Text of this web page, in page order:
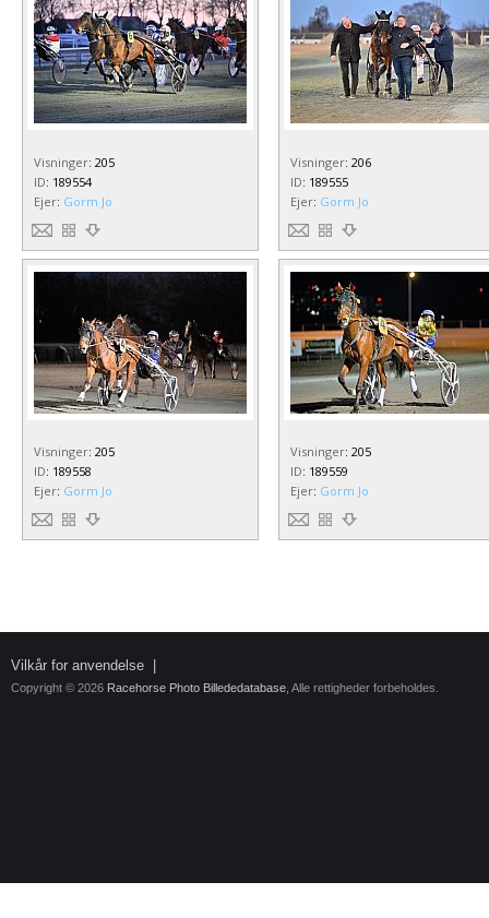
Visninger: 205
ID: 189554
Ejer: Gorm Jo
Visninger: 206
ID: 189555
Ejer: Gorm Jo
Visninger: 205
ID: 189558
Ejer: Gorm Jo
Visninger: 205
ID: 189559
Ejer: Gorm Jo
Vilkår for anvendelse
Copyright © 2026 Racehorse Photo Billededatabase , Alle rettigheder forbeholdes.